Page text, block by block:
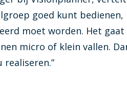
goed kunt
moet worden. Het
micro of klein vallen.
realiseren.”